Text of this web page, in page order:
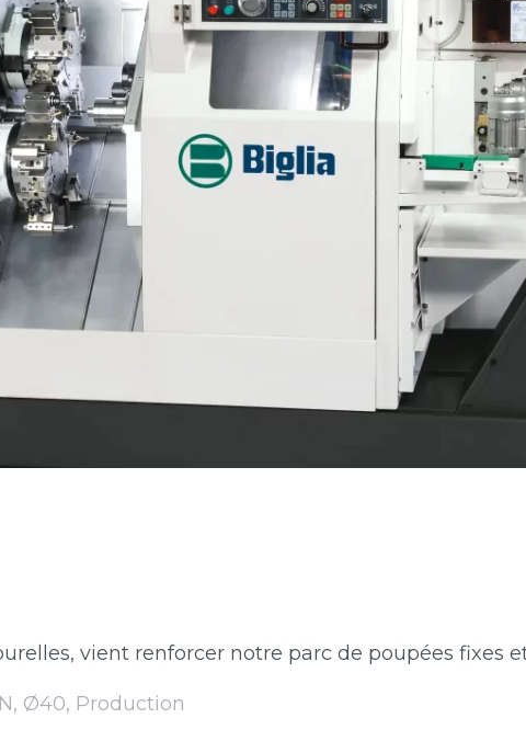
vient renforcer notre parc de poupées fixes
, Ø40, Production